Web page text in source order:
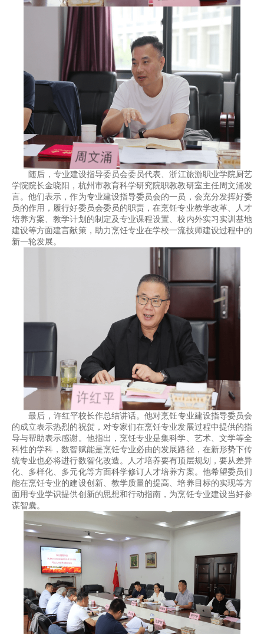
随后，专业建设指导委员会委员代表、浙江旅游职业学院厨艺
学院院长金晓阳，杭州市教育科学研究院职教教研室主任周文涌发
言。他们表示，作为专业建设指导委员会的一员，会充分发挥好委
员的作用，履行好委员会委员的职责，在烹饪专业教学改革、人才
培养方案、教学计划的制定及专业课程设置、校内外实习实训基地
建设等方面建言献策，助力烹饪专业在学校一流技师建设过程中的
新一轮发展。
最后，许红平校长作总结讲话。他对烹饪专业建设指导委员会
的成立表示热烈的祝贺，对专家们在烹饪专业发展过程中提供的指
导与帮助表示感谢。他指出，烹饪专业是集科学、艺术、文学等全
科性的学科，数智赋能是烹饪专业必由的发展路径，在新形势下传
统专业也必将进行数智化改造。人才培养要有顶层规划，要从差异
化、多样化、多元化等方面科学修订人才培养方案。他希望委员们
能在烹饪专业的建设创新、教学质量的提高、培养目标的实现等方
面用专业学识提供创新的思想和行动指南，为烹饪专业建设当好参
谋智囊。